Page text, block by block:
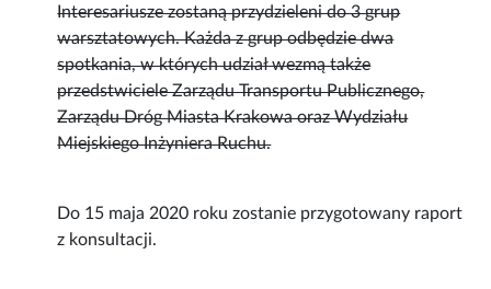
Interesariusze zostaną przydzieleni do 3 grup
warsztatowych. Każda z grup odbędzie dwa
spotkania, w których udział wezmą także
przedstwiciele Zarządu Transportu Publicznego,
Zarządu Dróg Miasta Krakowa oraz Wydziału
Miejskiego Inżyniera Ruchu.
Do 15 maja 2020 roku zostanie przygotowany raport
z konsultacji.